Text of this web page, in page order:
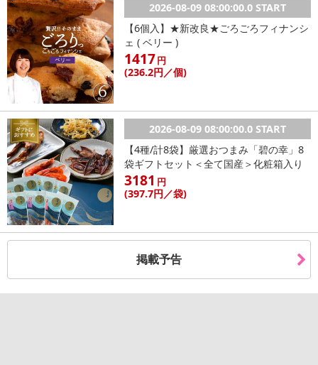
2026-08-09 08:00:00.0 START
【6個入】★新改良★ごろごろフィナンシ
ェ ( ベリー )
1417円
(236.2円／個)
2026-08-09 08:00:00.0 START
【4種/計8袋】厳選おつまみ「碧の幸」8
袋ギフトセット＜全て国産＞化粧箱入り
3181 円
(397.7円／袋)
掲載予告